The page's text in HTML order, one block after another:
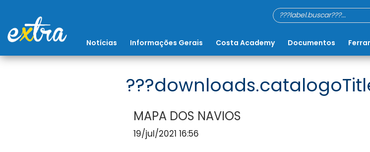
Notícias Informações Gerais Costa Academy Documentos
MAPA DOS NAVIOS
19/jul/2021 16:56